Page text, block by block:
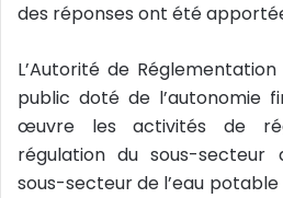
des réponses ont été
L’Autorité de
public doté de l’autonomie
œuvre les activités de
régulation du sous-
sous-secteur de l’eau potable